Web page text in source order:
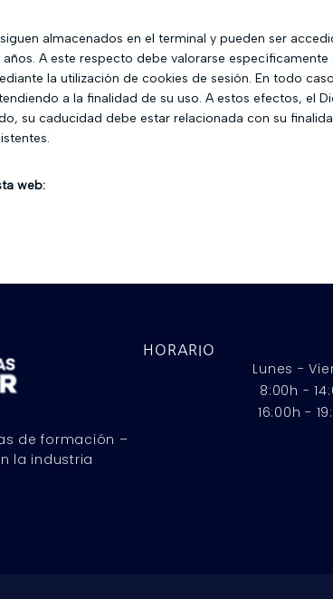
almacenados en el terminal y pueden ser
A este respecto debe valorarse
la utilización de cookies de sesión. En todo
a la finalidad de su uso. A estos efectos, el
su caducidad debe estar relacionada con su
web:
de formación –
la industria
HORARIO
Lunes -
8:00h -
16:00h -